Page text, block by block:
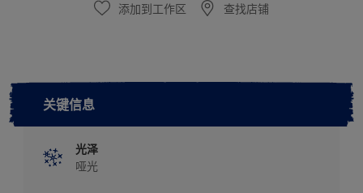
添加到工作区 查找店铺
关键信息
光泽
哑光